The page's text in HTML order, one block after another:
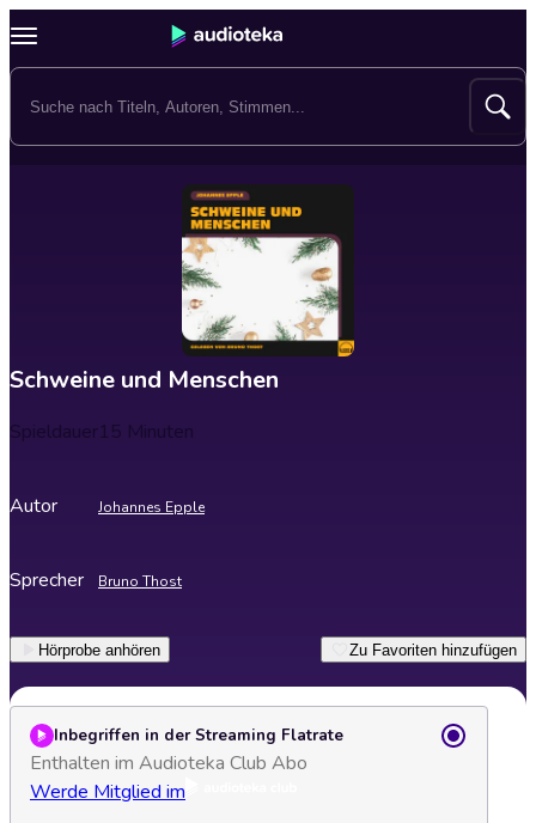
Schweine und Menschen
Spieldauer15 Minuten
Autor Johannes Epple
Sprecher Bruno Thost
Hörprobe anhören Zu Favoriten hinzufügen
Inbegriffen in der Streaming Flatrate
Enthalten im Audioteka Club Abo
Werde Mitglied im